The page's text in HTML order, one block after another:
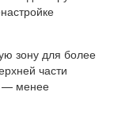
зону для более
части
— менее